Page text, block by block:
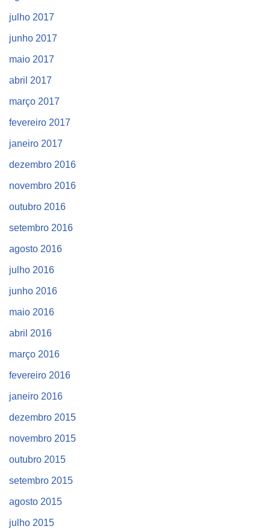
julho 2017
junho 2017
maio 2017
abril 2017
março 2017
fevereiro 2017
janeiro 2017
dezembro 2016
novembro 2016
outubro 2016
setembro 2016
agosto 2016
julho 2016
junho 2016
maio 2016
abril 2016
março 2016
fevereiro 2016
janeiro 2016
dezembro 2015
novembro 2015
outubro 2015
setembro 2015
agosto 2015
julho 2015